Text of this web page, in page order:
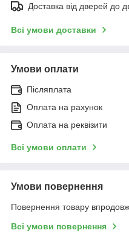
Доставка від дверей до
Всі умови доставки
Умови оплати
Післяплата
Оплата на рахунок
Оплата на реквізити
Всі умови оплати
Умови повернення
Повернення товару
Всі умови повернення